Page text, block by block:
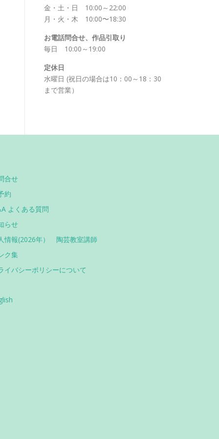
金・土・日 10:00～22:00
月・火・木 10:00〜18:30
お電話問合せ、作品引取り
毎日 10:00～19:00
定休日
水曜日 (祝日の場合は10：00～18：30
まで営業）
合せ
約
よくある質問
らせ
情報(2026年） 陶芸教室講師
ク集
イバシーポリシーについて